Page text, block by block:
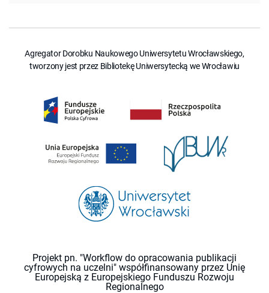
Agregator Dorobku Naukowego Uniwersytetu Wrocławskiego,
tworzony jest przez Bibliotekę Uniwersytecką we Wrocławiu
Projekt pn. "Workflow do opracowania publikacji
cyfrowych na uczelni" współfinansowany przez Unię
Europejską z Europejskiego Funduszu Rozwoju
Regionalnego